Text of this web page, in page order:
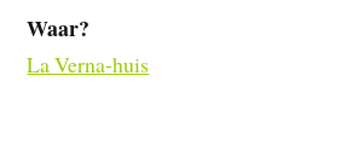
Waar?
La Verna-huis